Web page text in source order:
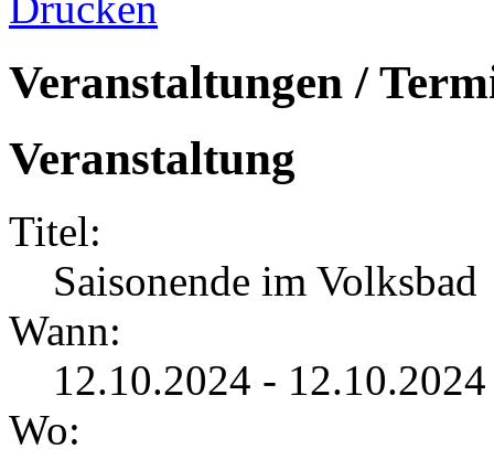
Veranstaltungen /
Veranstaltung
Titel:
Saisonende im Volksbad
Wann:
12.10.2024 -
Wo: